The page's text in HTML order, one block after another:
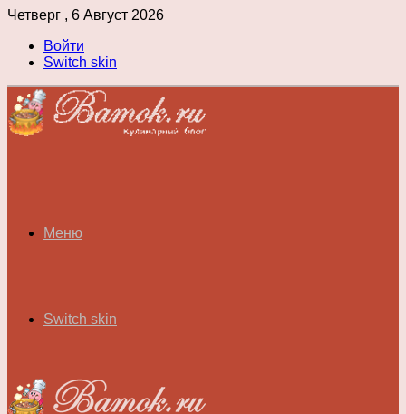
Четверг , 6 Август 2026
Войти
Switch skin
Меню
Switch skin